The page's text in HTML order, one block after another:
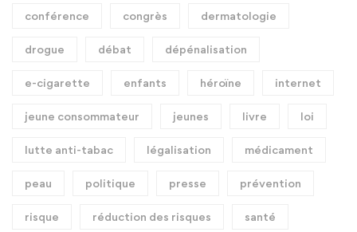
conférence congrès dermatologie
drogue débat dépénalisation
e-cigarette enfants héroïne internet
jeune consommateur jeunes livre loi
lutte anti-tabac légalisation médicament
peau politique presse prévention
risque réduction des risques santé